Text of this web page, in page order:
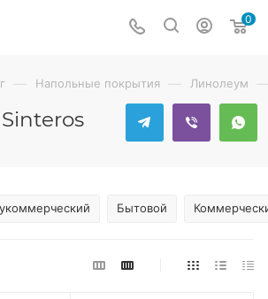
0
— Напольные покрытия — Линолеум
Бытовой